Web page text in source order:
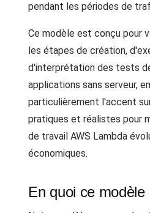
pendant les périodes de
Ce modèle est conçu pour
les étapes de création,
d'interprétation des tests
applications sans serveur,
particulièrement l'accent
pratiques et réalistes pour
de travail AWS Lambda
économiques.
En quoi ce modèle